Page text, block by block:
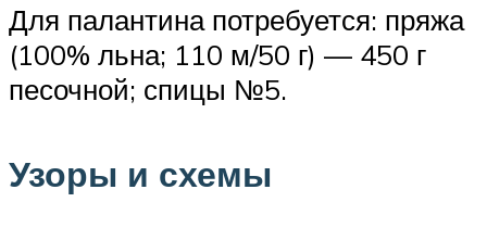
Для палантина потребуется: пряжа
(100% льна; 110 м/50 г) — 450 г
песочной; спицы №5.
Узоры и схемы